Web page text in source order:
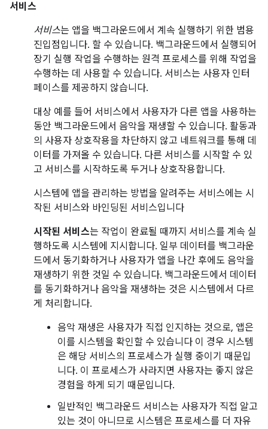
서비스
서비스는 앱을 백그라운드에서 계속 실행하기 위한 범용
진입점입니다. 할 수 있습니다. 백그라운드에서 실행되어
장기 실행 작업을 수행하는 원격 프로세스를 위해 작업을
수행하는 데 사용할 수 있습니다. 서비스는 사용자 인터
페이스를 제공하지 않습니다.
대상 예를 들어 서비스에서 사용자가 다른 앱을 사용하는
동안 백그라운드에서 음악을 재생할 수 있습니다. 활동과
의 사용자 상호작용을 차단하지 않고 네트워크를 통해 데
이터를 가져올 수 있습니다. 다른 서비스를 시작할 수 있
고 서비스를 시작하도록 두거나 상호작용합니다.
시스템에 앱을 관리하는 방법을 알려주는 서비스에는 시
작된 서비스와 바인딩된 서비스입니다
시작된 서비스는 작업이 완료될 때까지 서비스를 계속 실
행하도록 시스템에 지시합니다. 일부 데이터를 백그라운
드에서 동기화하거나 사용자가 앱을 나간 후에도 음악을
재생하기 위한 것일 수 있습니다. 백그라운드에서 데이터
를 동기화하거나 음악을 재생하는 것은 시스템에서 다르
게 처리합니다.
음악 재생은 사용자가 직접 인지하는 것으로, 앱은
이를 시스템을 확인할 수 있습니다 이 경우 시스템
은 해당 서비스의 프로세스가 실행 중이기 때문입
니다. 이 프로세스가 사라지면 사용자는 좋지 않은
경험을 하게 되기 때문입니다.
일반적인 백그라운드 서비스는 사용자가 직접 알고
있는 것이 아니므로 시스템은 프로세스를 더 자유